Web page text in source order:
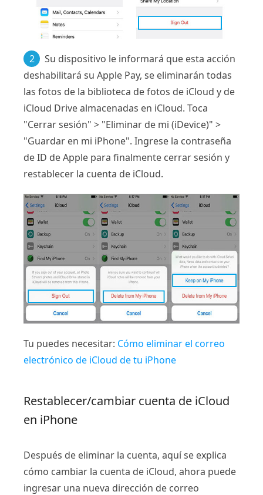
2
Su dispositivo le informará que esta acción
deshabilitará su Apple Pay, se eliminarán todas
las fotos de la biblioteca de fotos de iCloud y de
iCloud Drive almacenadas en iCloud. Toca
"Cerrar sesión" > "Eliminar de mi (iDevice)" >
"Guardar en mi iPhone". Ingrese la contraseña
de ID de Apple para finalmente cerrar sesión y
restablecer la cuenta de iCloud.
Tu puedes necesitar: Cómo eliminar el correo
electrónico de iCloud de tu iPhone
Restablecer/cambiar cuenta de iCloud
en iPhone
Después de eliminar la cuenta, aquí se explica
cómo cambiar la cuenta de iCloud, ahora puede
ingresar una nueva dirección de correo